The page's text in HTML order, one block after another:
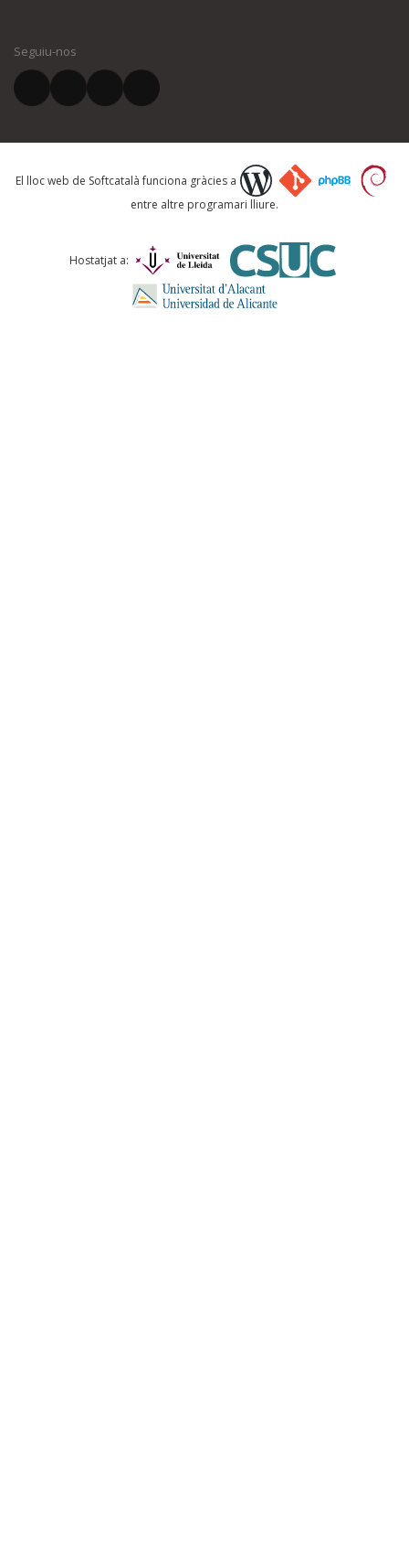
El vostre correu electrònic *
Què proposeu?
Comentari *
Seguiu-nos
El lloc web de Softcatalà funciona gràcies a
entre altre programari lliure.
Hostatjat a: